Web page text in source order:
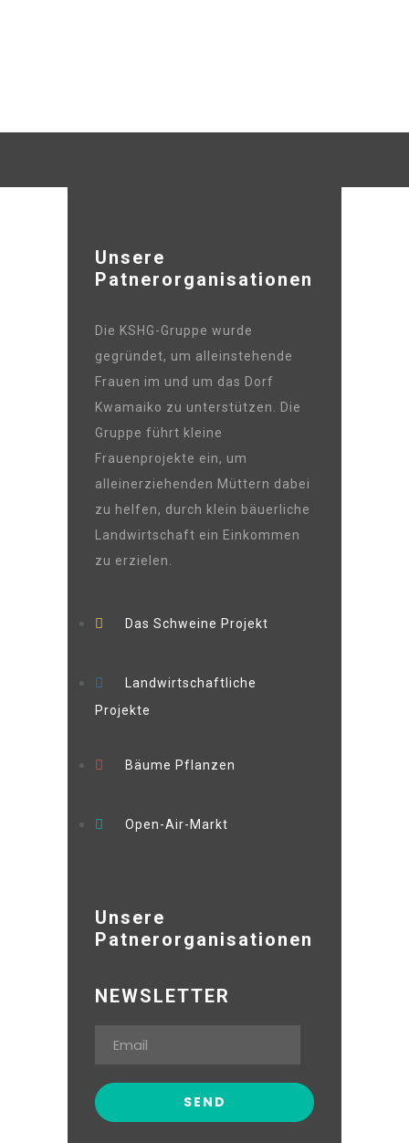
Unsere
Patnerorganisationen
Die KSHG-Gruppe wurde
gegründet, um alleinstehende
Frauen im und um das Dorf
Kwamaiko zu unterstützen. Die
Gruppe führt kleine
Frauenprojekte ein, um
alleinerziehenden Müttern dabei
zu helfen, durch klein bäuerliche
Landwirtschaft ein Einkommen
zu erzielen.
Das Schweine Projekt
Landwirtschaftliche
Projekte
Bäume Pflanzen
Open-Air-Markt
Unsere
Patnerorganisationen
NEWSLETTER